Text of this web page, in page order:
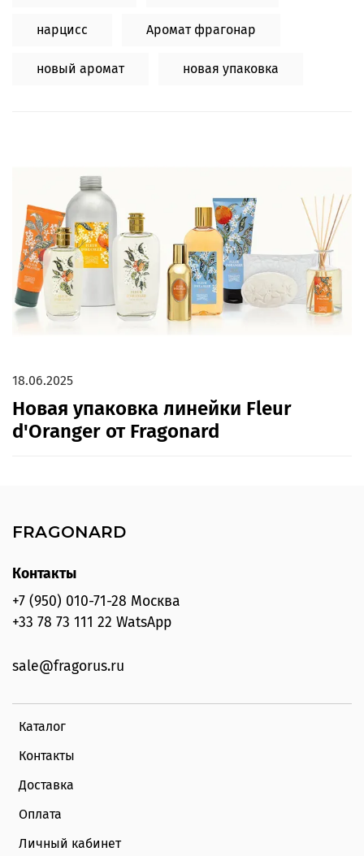
нарцисс Аромат фрагонар
новый аромат новая упаковка
18.06.2025
Новая упаковка линейки Fleur
d'Oranger от Fragonard
FRAGONARD
Каталог
Контакты
Доставка
Оплата
Личный кабинет
Контакты
+7 (950) 010-71-28 Москва
+33 78 73 111 22 WatsApp
sale@fragorus.ru